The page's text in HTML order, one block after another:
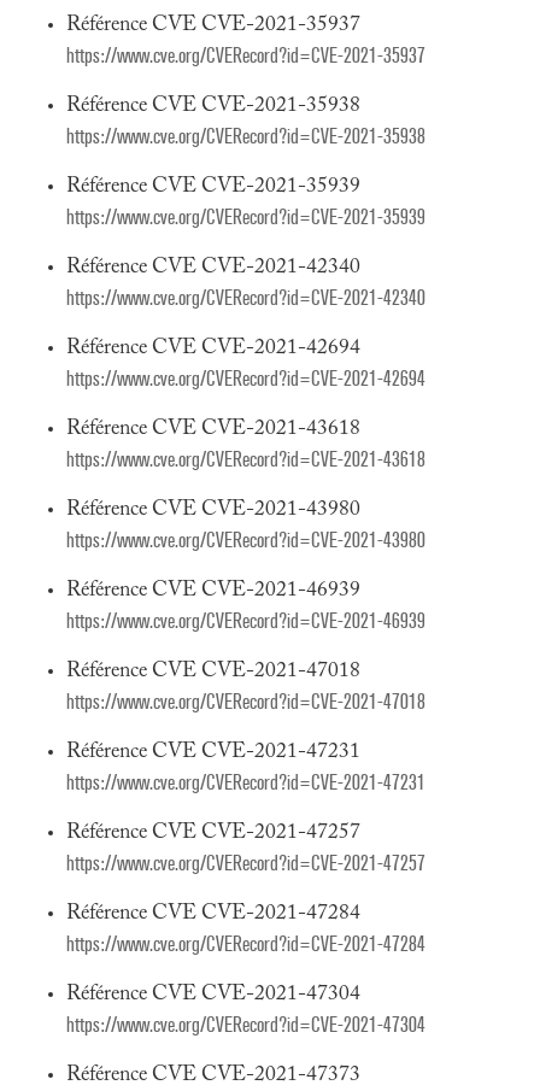
Référence CVE CVE-2021-35937
https://www.cve.org/CVERecord?id=CVE-2021-35937
Référence CVE CVE-2021-35938
https://www.cve.org/CVERecord?id=CVE-2021-35938
Référence CVE CVE-2021-35939
https://www.cve.org/CVERecord?id=CVE-2021-35939
Référence CVE CVE-2021-42340
https://www.cve.org/CVERecord?id=CVE-2021-42340
Référence CVE CVE-2021-42694
https://www.cve.org/CVERecord?id=CVE-2021-42694
Référence CVE CVE-2021-43618
https://www.cve.org/CVERecord?id=CVE-2021-43618
Référence CVE CVE-2021-43980
https://www.cve.org/CVERecord?id=CVE-2021-43980
Référence CVE CVE-2021-46939
https://www.cve.org/CVERecord?id=CVE-2021-46939
Référence CVE CVE-2021-47018
https://www.cve.org/CVERecord?id=CVE-2021-47018
Référence CVE CVE-2021-47231
https://www.cve.org/CVERecord?id=CVE-2021-47231
Référence CVE CVE-2021-47257
https://www.cve.org/CVERecord?id=CVE-2021-47257
Référence CVE CVE-2021-47284
https://www.cve.org/CVERecord?id=CVE-2021-47284
Référence CVE CVE-2021-47304
https://www.cve.org/CVERecord?id=CVE-2021-47304
Référence CVE CVE-2021-47373